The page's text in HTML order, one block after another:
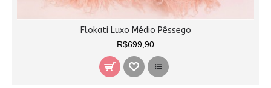
Flokati Luxo Médio Pêssego
R$699,90